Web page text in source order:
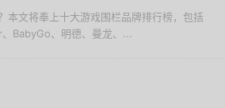
本文将奉上十大游戏围栏品牌排行榜，包括
BabyGo、明德、曼龙、...